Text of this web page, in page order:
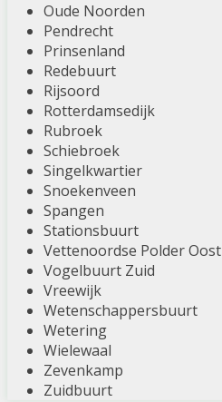
Oude Noorden
Pendrecht
Prinsenland
Redebuurt
Rijsoord
Rotterdamsedijk
Rubroek
Schiebroek
Singelkwartier
Snoekenveen
Spangen
Stationsbuurt
Vettenoordse Polder Oost
Vogelbuurt Zuid
Vreewijk
Wetenschappersbuurt
Wetering
Wielewaal
Zevenkamp
Zuidbuurt